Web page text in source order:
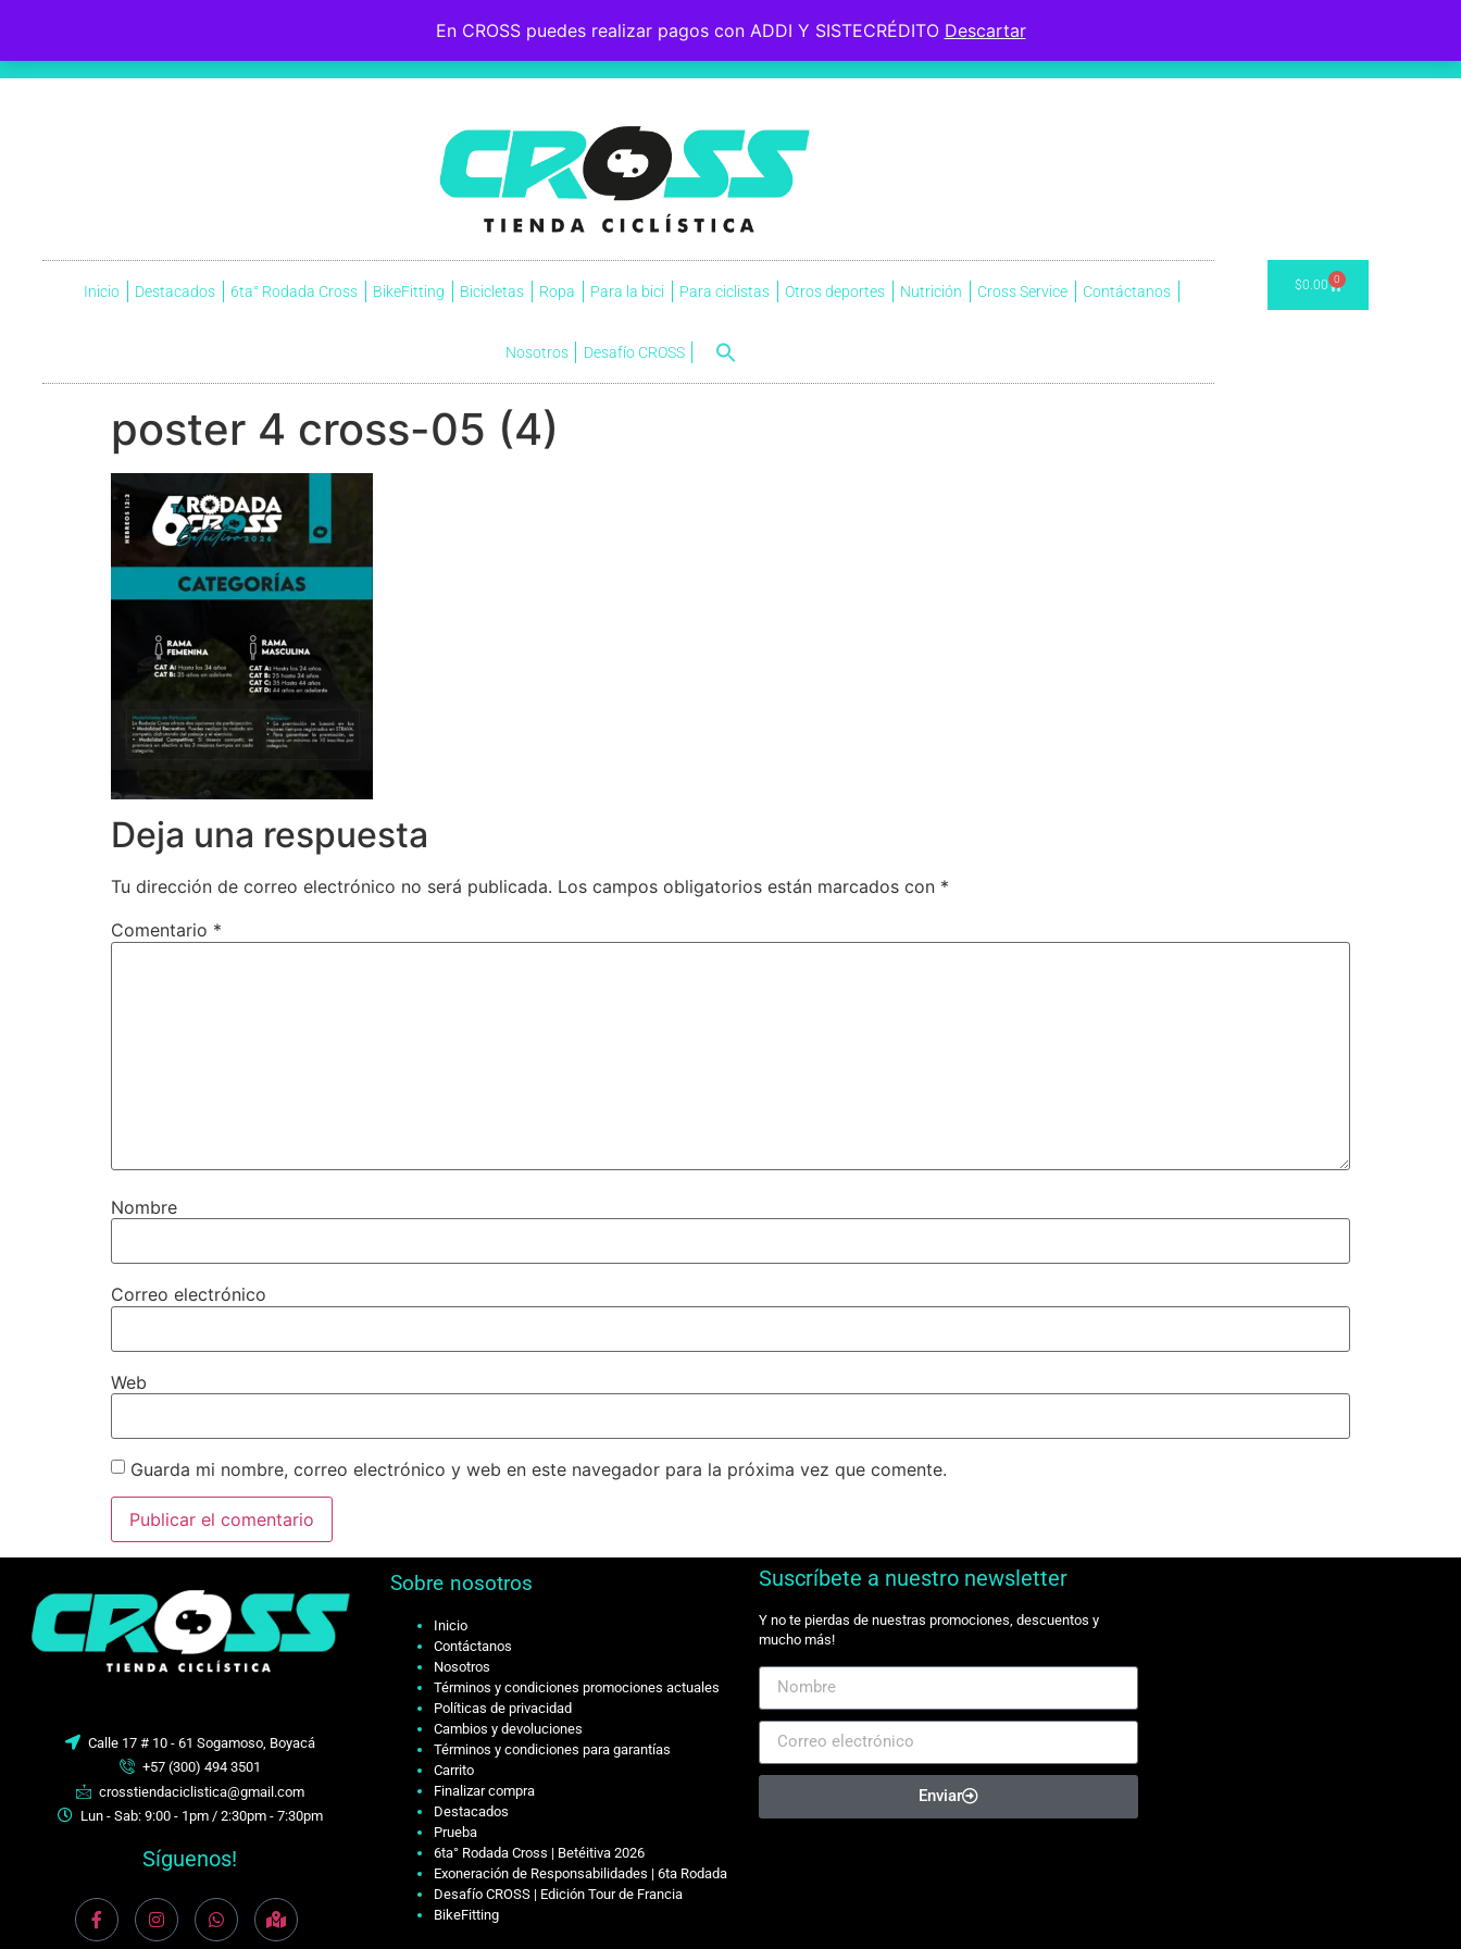
En CROSS puedes realizar pagos con ADDI Y SISTECRÉDITO Descartar
, el iniciador y perfeccionador de nuestra fe, quien, por el gozo que le esperaba, soportó la
Inicio Destacados 6ta° Rodada Cross BikeFitting Bicicletas Ropa Para la bici Para ciclistas Otros deportes Nutrición Cross Service Contáctanos
Nosotros Desafío CROSS
$0.00 0
poster 4 cross-05 (4)
Deja una respuesta
Tu dirección de correo electrónico no será publicada. Los campos obligatorios están marcados con *
Comentario *
Nombre
Correo electrónico
Web
Guarda mi nombre, correo electrónico y web en este navegador para la próxima vez que comente.
Calle 17 # 10 - 61 Sogamoso, Boyacá
+57 (300) 494 3501
crosstiendaciclistica@gmail.com
Lun - Sab: 9:00 - 1pm / 2:30pm - 7:30pm
Síguenos!
Sobre nosotros
Inicio
Contáctanos
Nosotros
Términos y condiciones promociones actuales
Políticas de privacidad
Cambios y devoluciones
Términos y condiciones para garantías
Carrito
Finalizar compra
Destacados
Prueba
6ta° Rodada Cross | Betéitiva 2026
Exoneración de Responsabilidades | 6ta Rodada
Desafío CROSS | Edición Tour de Francia
BikeFitting
Suscríbete a nuestro newsletter
Y no te pierdas de nuestras promociones, descuentos y
mucho más!
Enviar